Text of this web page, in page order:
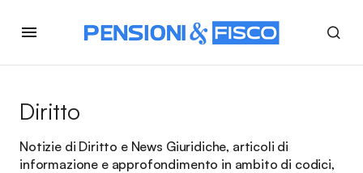
Diritto
Notizie di Diritto e News Giuridiche, articoli di
informazione e approfondimento in ambito di codici,